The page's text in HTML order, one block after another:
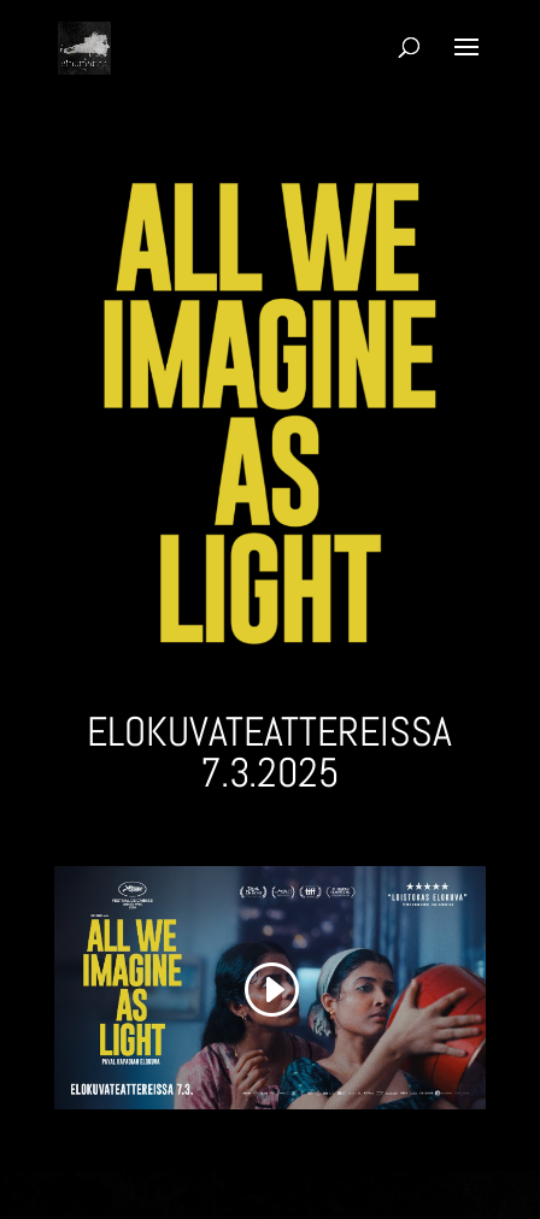
ELOKUVA­TEATTEREISSA
7.3.2025